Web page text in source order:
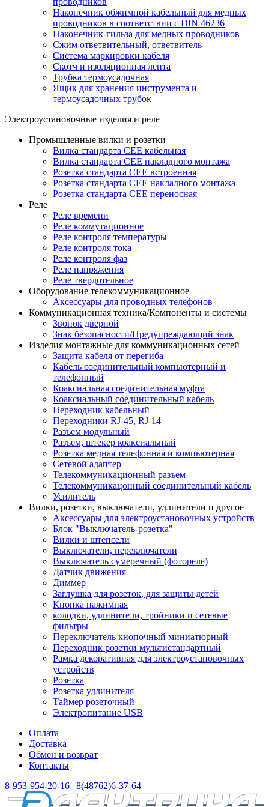
Наконечник обжимной кабельный для медных
проводников в соответствии с DIN 46236
Наконечник-гильза для медных проводников
Сжим ответвительный, ответвитель
Система маркировки кабеля
Скотч и изоляционная лента
Трубка термоусадочная
Ящик для хранения инструмента и
термоусадочных трубок
Электроустановочные изделия и реле
Промышленные вилки и розетки
Вилка стандарта CEE кабельная
Вилка стандарта CEE накладного монтажа
Розетка стандарта CEE встроенная
Розетка стандарта СЕЕ накладного монтажа
Розетка стандарта СЕЕ переносная
Реле
Реле времени
Реле коммутационное
Реле контроля температуры
Реле контроля тока
Реле контроля фаз
Реле напряжения
Реле твердотельное
Оборудование телекоммуникационное
Аксессуары для проводных телефонов
Коммуникационная техника/Компоненты и системы
Звонок дверной
Знак безопасности/Предупреждающий знак
Изделия монтажные для коммуникационных сетей
Защита кабеля от перегиба
Кабель соединительный компьютерный и
телефонный
Коаксиальная соединительная муфта
Коаксиальный соединительный кабель
Переходник кабельный
Переходники RJ-45, RJ-14
Разъем модульный
Разъем, штекер коаксиальный
Розетка медная телефонная и компьютерная
Сетевой адаптер
Телекоммуникационный разъем
Телекоммуникацонный соединительный кабель
Усилитель
Вилки, розетки, выключатели, удлинители и другое
Аксессуары для электроустановочных устройств
Блок "Выключатель-розетка"
Вилки и штепсели
Выключатели, переключатели
Выключатель сумеречный (фотореле)
Датчик движения
Диммер
Заглушка для розеток, для защиты детей
Кнопка нажимная
колодки, удлинители, тройники и сетевые
фильтры
Переключатель кнопочный миниатюрный
Переходник розетки мультистандартный
Рамка декоративная для электроустановочных
устройств
Розетка
Розетка удлинителя
Таймер розеточный
Электропитание USB
Оплата
Доставка
Обмен и возврат
Контакты
8-953-954-20-16 | 8(48762)6-37-64